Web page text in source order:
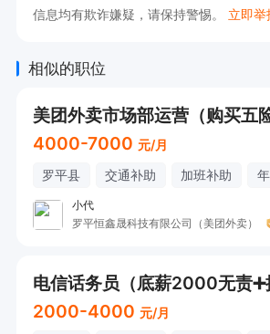
信息均有欺诈嫌疑，请保持警惕。 立即举
相似的职位
4000-7000 元/月
罗平县 交通补助 加班补助
小代
罗平恒鑫晟科技有限公司（美团外卖）
2000-4000 元/月